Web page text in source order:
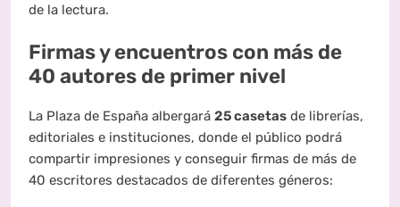
de la lectura.
Firmas y encuentros con más de
40 autores de primer nivel
La Plaza de España albergará 25 casetas de librerías,
editoriales e instituciones, donde el público podrá
compartir impresiones y conseguir firmas de más de
40 escritores destacados de diferentes géneros: